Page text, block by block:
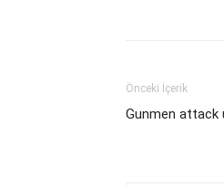
Önceki İçerik
Gunmen attack